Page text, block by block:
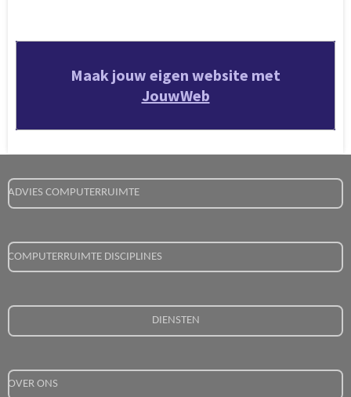
Maak jouw eigen website met
JouwWeb
ADVIES COMPUTERRUIMTE
COMPUTERRUIMTE DISCIPLINES
DIENSTEN
OVER ONS